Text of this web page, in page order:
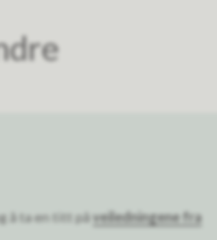
å ta en titt påveiledningene fra